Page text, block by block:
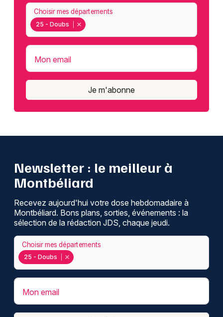
25 - Doubs
Choisir mes départements
Mon email
Je m'abonne
Newsletter : le meilleur à
Montbéliard
Recevez aujourd'hui votre dose hebdomadaire à
Montbéliard. Bons plans, sorties, événements : la
sélection de la rédaction JDS, chaque jeudi.
25 - Doubs
Choisir mes départements
Mon email